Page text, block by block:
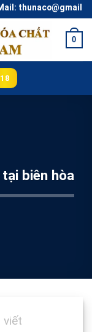
0
biên hòa
viết